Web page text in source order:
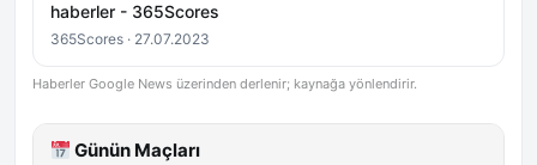
haberler - 365Scores
365Scores · 27.07.2023
Haberler Google News üzerinden derlenir; kaynağa yönlendirir.
Günün Maçları